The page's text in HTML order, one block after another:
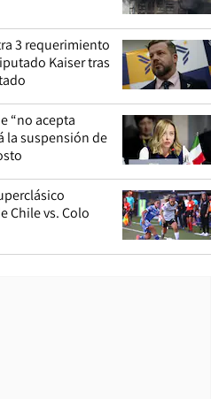
3 requerimiento
Kaiser tras
“no acepta
la suspensión de
Chile vs. Colo